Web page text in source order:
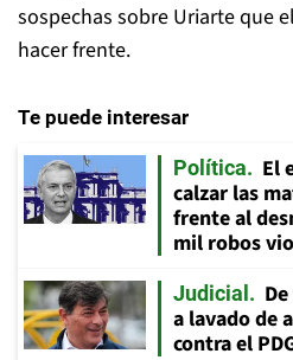
sospechas sobre Uriarte que
hacer frente.
Te puede interesar
Política
El
calzar las
frente al
mil robos
Judicial
a lavado de
contra el